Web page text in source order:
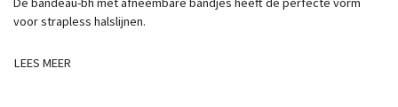
voor strapless halslijnen.
LEES MEER